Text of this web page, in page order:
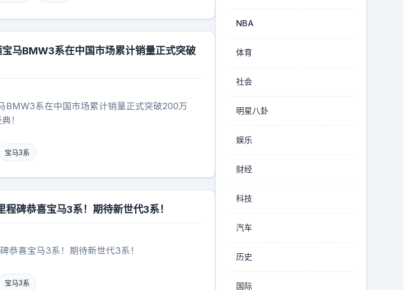
马BMW3系在中国市场累计销量正式突破
BMW3系在中国市场累计销量正式突破200万
！
宝马3系
碑恭喜宝马3系！期待新世代3系！
恭喜宝马3系！期待新世代3系！
宝马3系
NBA
体育
社会
明星八卦
娱乐
财经
科技
汽车
历史
国际